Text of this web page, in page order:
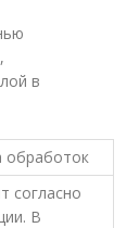
в
обработок
согласно
В